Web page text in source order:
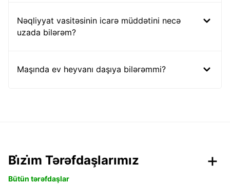
Nəqliyyat vasitəsinin icarə müddətini necə
uzada bilərəm?
Maşında ev heyvanı daşıya bilərəmmi?
Bi̇zi̇m Tərəfdaşlarımız
Bütün tərəfdaşlar